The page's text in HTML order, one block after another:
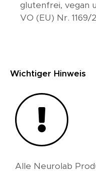
Wichtiger Hinweis
Alle Neurolab
glutenfrei, vegan
VO (EU) Nr. 1169/